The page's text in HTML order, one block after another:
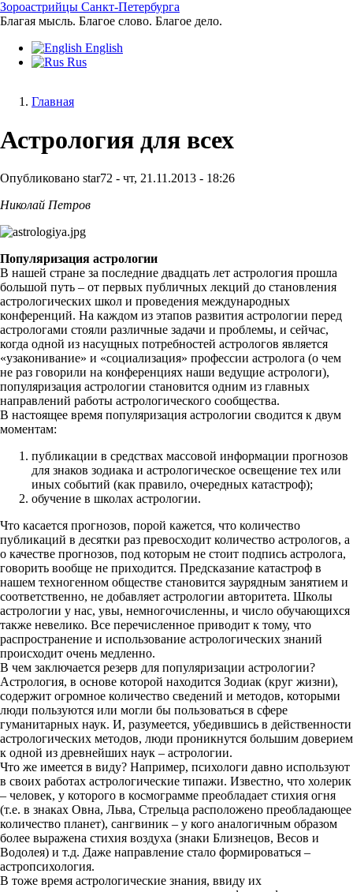
Перейти
к
содержанию
Зороастрийцы Санкт-Петербурга
Благая мысль. Благое слово. Благое дело.
English
Rus
навигации
Главная
Астрология для всех
Опубликовано star72 - чт, 21.11.2013 - 18:26
Николай Петров
Популяризация астрологии
В нашей стране за последние двадцать лет астрология прошла
большой путь – от первых публичных лекций до становления
астрологических школ и проведения международных
конференций. На каждом из этапов развития астрологии перед
астрологами стояли различные задачи и проблемы, и сейчас,
когда одной из насущных потребностей астрологов является
«узаконивание» и «социализация» профессии астролога (о чем
не раз говорили на конференциях наши ведущие астрологи),
популяризация астрологии становится одним из главных
направлений работы астрологического сообщества.
В настоящее время популяризация астрологии сводится к двум
моментам:
публикации в средствах массовой информации прогнозов
для знаков зодиака и астрологическое освещение тех или
иных событий (как правило, очередных катастроф);
обучение в школах астрологии.
Что касается прогнозов, порой кажется, что количество
публикаций в десятки раз превосходит количество астрологов, а
о качестве прогнозов, под которым не стоит подпись астролога,
говорить вообще не приходится. Предсказание катастроф в
нашем техногенном обществе становится заурядным занятием и
соответственно, не добавляет астрологии авторитета. Школы
астрологии у нас, увы, немногочисленны, и число обучающихся
также невелико. Все перечисленное приводит к тому, что
распространение и использование астрологических знаний
происходит очень медленно.
В чем заключается резерв для популяризации астрологии?
Астрология, в основе которой находится Зодиак (круг жизни),
содержит огромное количество сведений и методов, которыми
люди пользуются или могли бы пользоваться в сфере
гуманитарных наук. И, разумеется, убедившись в действенности
астрологических методов, люди проникнутся большим доверием
к одной из древнейших наук – астрологии.
Что же имеется в виду? Например, психологи давно используют
в своих работах астрологические типажи. Известно, что холерик
– человек, у которого в космограмме преобладает стихия огня
(т.е. в знаках Овна, Льва, Стрельца расположено преобладающее
количество планет), сангвиник – у кого аналогичным образом
более выражена стихия воздуха (знаки Близнецов, Весов и
Водолея) и т.д. Даже направление стало формироваться –
астропсихология.
В тоже время астрологические знания, ввиду их